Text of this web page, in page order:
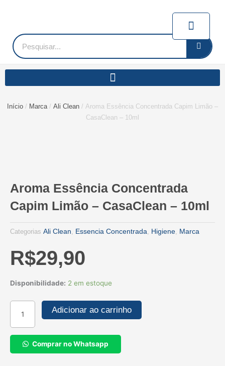
conteúdoPesquisar
Início / Marca/ Ali Clean / Aroma Essência Concentrada Capim Limão –
CasaClean – 10ml
Aroma Essência Concentrada
Capim Limão – CasaClean – 10ml
Categorias Ali Clean, Essencia Concentrada, Higiene, Marca
R$29,90
Disponibilidade: 2 em estoque
Aroma
Concentrada
Capim
Limão
-
CasaClean
Adicionar ao carrinho
Comprar no Whatsapp